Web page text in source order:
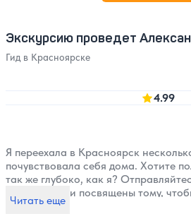
Экскурсию проведет
Гид в Красноярске
4.99
Я переехала в Красноярск
почувствовала себя дома. Хотите
так же глубоко, как я?
Мои прогулки посвящены тому,
и чудесами Сибири с гостями со
Читать еще